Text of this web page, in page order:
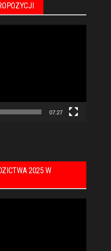
07:27
2025 W